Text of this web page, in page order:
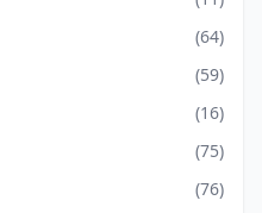
(64)
(59)
(16)
(75)
(76)